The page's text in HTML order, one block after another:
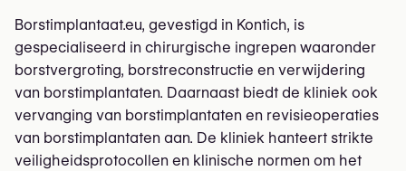
Borstimplantaat.eu, gevestigd in Kontich, is
gespecialiseerd in chirurgische ingrepen waaronder
borstvergroting, borstreconstructie en verwijdering
van borstimplantaten. Daarnaast biedt de kliniek ook
vervanging van borstimplantaten en revisieoperaties
van borstimplantaten aan. De kliniek hanteert strikte
veiligheidsprotocollen en klinische normen om het